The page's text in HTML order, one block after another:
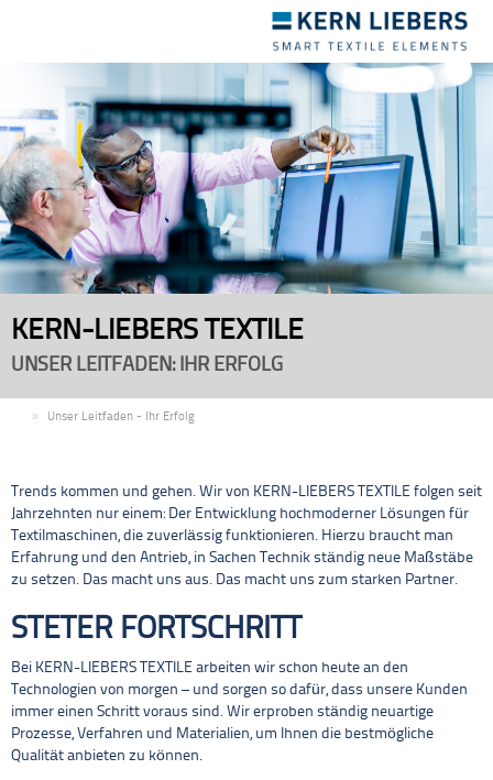
KERN-LIEBERS TEXTILE
UNSER LEITFADEN: IHR ERFOLG
Unser Leitfaden - Ihr Erfolg
Trends kommen und gehen. Wir von KERN-LIEBERS TEXTILE folgen seit
Jahrzehnten nur einem: Der Entwicklung hochmoderner Lösungen für
Textilmaschinen, die zuverlässig funktionieren. Hierzu braucht man
Erfahrung und den Antrieb, in Sachen Technik ständig neue Maßstäbe
zu setzen. Das macht uns aus. Das macht uns zum starken Partner.
STETER FORTSCHRITT
Bei KERN-LIEBERS TEXTILE arbeiten wir schon heute an den
Technologien von morgen – und sorgen so dafür, dass unsere Kunden
immer einen Schritt voraus sind. Wir erproben ständig neuartige
Prozesse, Verfahren und Materialien, um Ihnen die bestmögliche
Qualität anbieten zu können.